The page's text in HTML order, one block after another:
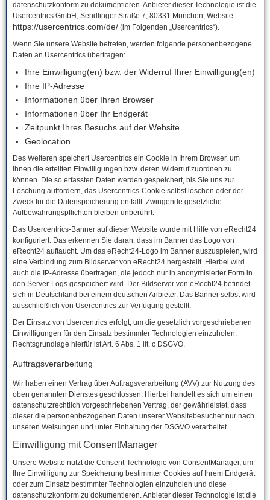
datenschutzkonform zu dokumentieren. Anbieter dieser Technologie ist die
Usercentrics GmbH, Sendlinger Straße 7, 80331 München, Website:
https://usercentrics.com/de/ (im Folgenden „Usercentrics“).
Wenn Sie unsere Website betreten, werden folgende personenbezogene
Daten an Usercentrics übertragen:
Ihre Einwilligung(en) bzw. der Widerruf Ihrer Einwilligung(en)
Ihre IP-Adresse
Informationen über Ihren Browser
Informationen über Ihr Endgerät
Zeitpunkt Ihres Besuchs auf der Website
Geolocation
Des Weiteren speichert Usercentrics ein Cookie in Ihrem Browser, um
Ihnen die erteilten Einwilligungen bzw. deren Widerruf zuordnen zu
können. Die so erfassten Daten werden gespeichert, bis Sie uns zur
Löschung auffordern, das Usercentrics-Cookie selbst löschen oder der
Zweck für die Datenspeicherung entfällt. Zwingende gesetzliche
Aufbewahrungspflichten bleiben unberührt.
Das Usercentrics-Banner auf dieser Website wurde mit Hilfe von eRecht24
konfiguriert. Das erkennen Sie daran, dass im Banner das Logo von
eRecht24 auftaucht. Um das eRecht24-Logo im Banner auszuspielen, wird
eine Verbindung zum Bildserver von eRecht24 hergestellt. Hierbei wird
auch die IP-Adresse übertragen, die jedoch nur in anonymisierter Form in
den Server-Logs gespeichert wird. Der Bildserver von eRecht24 befindet
sich in Deutschland bei einem deutschen Anbieter. Das Banner selbst wird
ausschließlich von Usercentrics zur Verfügung gestellt.
Der Einsatz von Usercentrics erfolgt, um die gesetzlich vorgeschriebenen
Einwilligungen für den Einsatz bestimmter Technologien einzuholen.
Rechtsgrundlage hierfür ist Art. 6 Abs. 1 lit. c DSGVO.
Auftragsverarbeitung
Wir haben einen Vertrag über Auftragsverarbeitung (AVV) zur Nutzung des
oben genannten Dienstes geschlossen. Hierbei handelt es sich um einen
datenschutzrechtlich vorgeschriebenen Vertrag, der gewährleistet, dass
dieser die personenbezogenen Daten unserer Websitebesucher nur nach
unseren Weisungen und unter Einhaltung der DSGVO verarbeitet.
Einwilligung mit ConsentManager
Unsere Website nutzt die Consent-Technologie von ConsentManager, um
Ihre Einwilligung zur Speicherung bestimmter Cookies auf Ihrem Endgerät
oder zum Einsatz bestimmter Technologien einzuholen und diese
datenschutzkonform zu dokumentieren. Anbieter dieser Technologie ist die